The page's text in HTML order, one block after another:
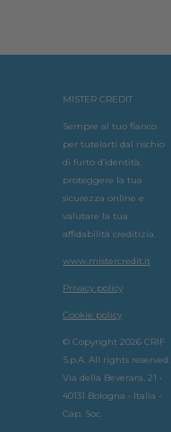
MISTER CREDIT
Sempre al tuo fianco
per tutelarti dal rischio
di furto d’identità,
proteggere la tua
sicurezza online e
valutare la tua
affidabilità creditizia.
www.mistercredit.it
Privacy policy
Cookie policy
© Copyright 2026 CRIF
S.p.A. All rights reserved:
Via della Beverara, 21 •
40131 Bologna • Italia -
Cap. Soc.